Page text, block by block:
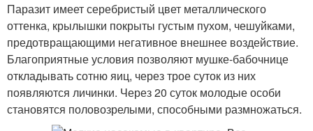
Паразит имеет серебристый цвет металлического
оттенка, крылышки покрыты густым пухом, чешуйками,
предотвращающими негативное внешнее воздействие.
Благоприятные условия позволяют мушке-бабочнице
откладывать сотню яиц, через трое суток из них
появляются личинки. Через 20 суток молодые особи
становятся половозрелыми, способными размножаться.